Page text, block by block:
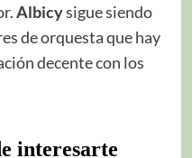
Albicysigue siendo
de orquesta que hay
decente con los